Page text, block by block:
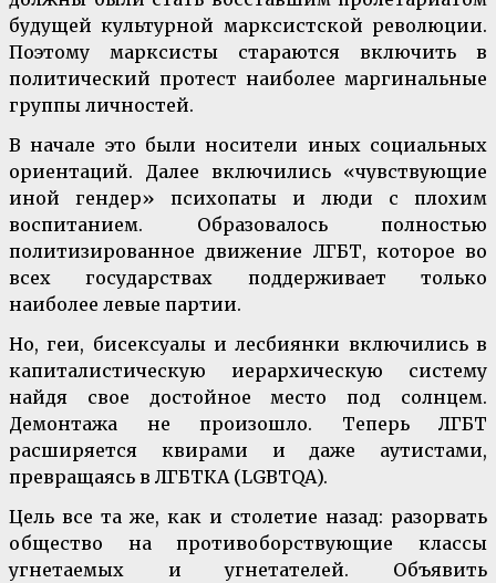
будущей культурной марксистской революции.
Поэтому марксисты стараются включить в
политический протест наиболее маргинальные
группы личностей.
В начале это были носители иных социальных
ориентаций. Далее включились «чувствующие
иной гендер» психопаты и люди с плохим
воспитанием. Образовалось полностью
политизированное движение ЛГБТ, которое во
всех государствах поддерживает только
наиболее левые партии.
Но, геи, бисексуалы и лесбиянки включились в
капиталистическую иерархическую систему
найдя свое достойное место под солнцем.
Демонтажа не произошло. Теперь ЛГБТ
расширяется квирами и даже аутистами,
превращаясь в ЛГБТКА (LGBTQA).
Цель все та же, как и столетие назад: разорвать
общество на противоборствующие классы
угнетаемых и угнетателей. Объявить